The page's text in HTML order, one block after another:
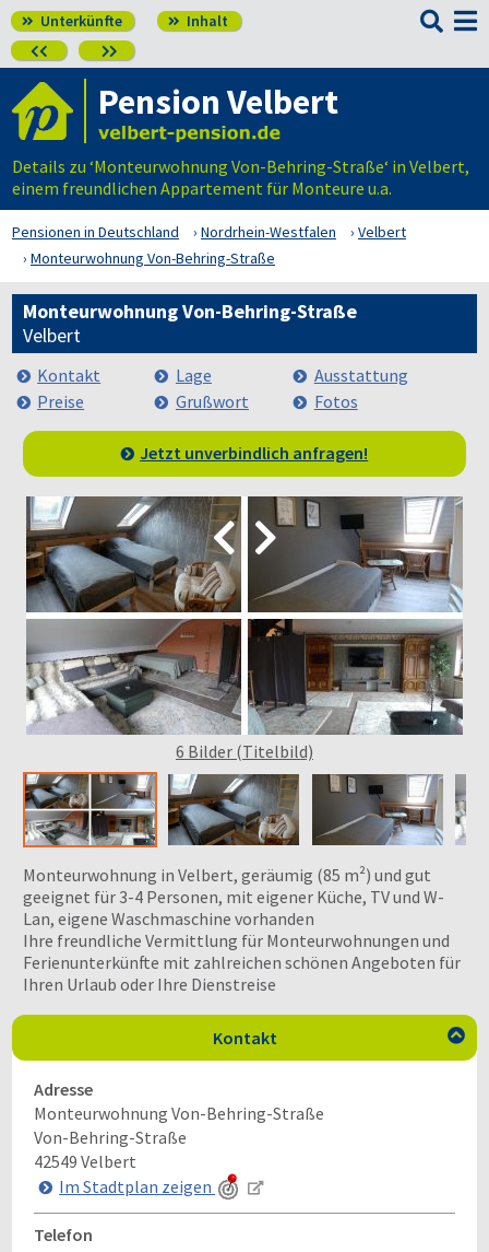
 Unterkünfte  Inhalt
 

Pension Velbert
Details zu ‘Monteurwohnung Von-Behring-Straße‘ in Velbert,
einem freundlichen Appartement für Monteure u.a.
Pensionen in Deutschland Nordrhein-Westfalen
Velbert
Monteurwohnung Von-Behring-Straße
Monteurwohnung Von-Behring-Straße
Velbert
Kontakt Lage
Ausstattung
Preise
Grußwort Fotos
Jetzt unverbindlich anfragen!
 
6 Bilder (Titelbild)
Monteurwohnung in Velbert, geräumig (85 m²) und gut
geeignet für 3-4 Personen, mit eigener Küche, TV und W-
Lan, eigene Waschmaschine vorhanden
Ihre freundliche Vermittlung für Monteurwohnungen und
Ferienunterkünfte mit zahlreichen schönen Angeboten für
Ihren Urlaub oder Ihre Dienstreise
Kontakt 
Adresse
Monteurwohnung Von-Behring-Straße
Von-Behring-Straße
42549 Velbert
Im Stadtplan zeigen
Telefon